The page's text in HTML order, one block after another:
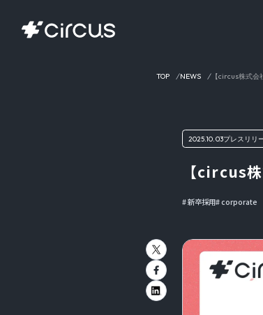
TOP NEWS 【circus株式会
2025.10.03プレスリリ
【circus
新卒採用 corporate